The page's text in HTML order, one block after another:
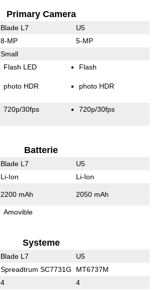
Primary Camera
Blade L7 U5
8-MP 5-MP
Small
Flash LED
photo HDR
Flash
photo HDR
720p/30fps 720p/30fps
Batterie
Blade L7 U5
Li-Ion Li-Ion
2200 mAh 2050 mAh
Amovible
Systeme
Blade L7 U5
Spreadtrum SC7731G MT6737M
4 4